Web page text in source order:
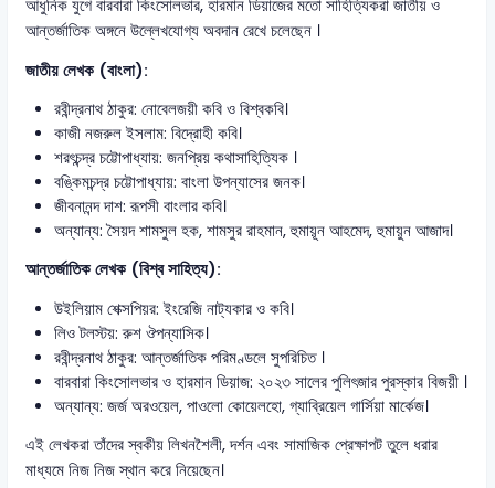
আধুনিক যুগে বারবারা কিংসোলভার, হারমান ডিয়াজের মতো সাহিত্যিকরা জাতীয় ও
আন্তর্জাতিক অঙ্গনে উল্লেখযোগ্য অবদান রেখে চলেছেন ।
জাতীয় লেখক (বাংলা):
রবীন্দ্রনাথ ঠাকুর: নোবেলজয়ী কবি ও বিশ্বকবি।
কাজী নজরুল ইসলাম: বিদ্রোহী কবি।
শরৎচন্দ্র চট্টোপাধ্যায়: জনপ্রিয় কথাসাহিত্যিক ।
বঙ্কিমচন্দ্র চট্টোপাধ্যায়: বাংলা উপন্যাসের জনক।
জীবনানন্দ দাশ: রূপসী বাংলার কবি।
অন্যান্য: সৈয়দ শামসুল হক, শামসুর রাহমান, হুমায়ূন আহমেদ, হুমায়ুন আজাদ।
আন্তর্জাতিক লেখক (বিশ্ব সাহিত্য):
উইলিয়াম শেক্সপিয়র: ইংরেজি নাট্যকার ও কবি।
লিও টলস্টয়: রুশ ঔপন্যাসিক।
রবীন্দ্রনাথ ঠাকুর: আন্তর্জাতিক পরিমণ্ডলে সুপরিচিত ।
বারবারা কিংসোলভার ও হারমান ডিয়াজ: ২০২৩ সালের পুলিৎজার পুরস্কার বিজয়ী ।
অন্যান্য: জর্জ অরওয়েল, পাওলো কোয়েলহো, গ্যাব্রিয়েল গার্সিয়া মার্কেজ।
এই লেখকরা তাঁদের স্বকীয় লিখনশৈলী, দর্শন এবং সামাজিক প্রেক্ষাপট তুলে ধরার
মাধ্যমে নিজ নিজ স্থান করে নিয়েছেন।